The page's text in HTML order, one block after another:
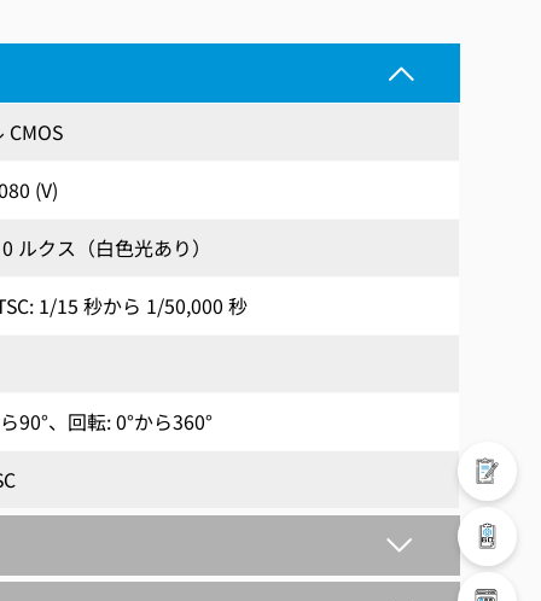
CMOS
(V)
ルクス（白色光あり）
1/15 秒から 1/50,000 秒
90°、回転: 0°から360°